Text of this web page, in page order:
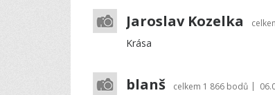
Jaroslav Kozelka
Krása
blanš celkem 1 866 bodů